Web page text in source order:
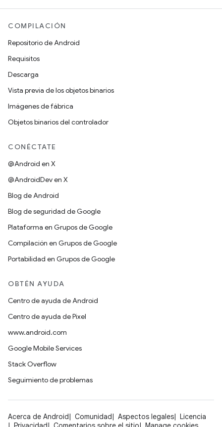
COMPILACIÓN
Repositorio de Android
Requisitos
Descarga
Vista previa de los objetos binarios
Imágenes de fábrica
Objetos binarios del controlador
CONÉCTATE
@Android en X
@AndroidDev en X
Blog de Android
Blog de seguridad de Google
Plataforma en Grupos de Google
Compilación en Grupos de Google
Portabilidad en Grupos de Google
OBTÉN AYUDA
Centro de ayuda de Android
Centro de ayuda de Pixel
www.android.com
Google Mobile Services
Stack Overflow
Seguimiento de problemas
Acerca de Android Comunidad Aspectos legales
Licencia